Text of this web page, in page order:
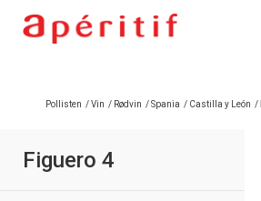
Pollisten /Vin / Rødvin /Spania / Castilla y León /
Figuero 4